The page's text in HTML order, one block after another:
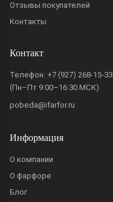
Отзывы покупателей
Контакты
Контакт
Телефон: +7 (927) 268-15-33
(Пн–Пт 9:00–16:30 МСК)
pobeda@ifarfor.ru
Информация
О компании
О фарфоре
Блог